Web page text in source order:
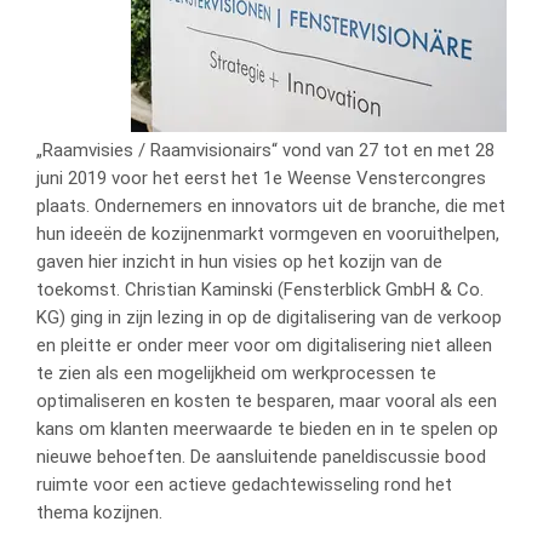
„Raamvisies / Raamvisionairs“ vond van 27 tot en met 28
juni 2019 voor het eerst het 1e Weense Venstercongres
plaats. Ondernemers en innovators uit de branche, die met
hun ideeën de kozijnenmarkt vormgeven en vooruithelpen,
gaven hier inzicht in hun visies op het kozijn van de
toekomst. Christian Kaminski (Fensterblick GmbH & Co.
KG) ging in zijn lezing in op de digitalisering van de verkoop
en pleitte er onder meer voor om digitalisering niet alleen
te zien als een mogelijkheid om werkprocessen te
optimaliseren en kosten te besparen, maar vooral als een
kans om klanten meerwaarde te bieden en in te spelen op
nieuwe behoeften. De aansluitende paneldiscussie bood
ruimte voor een actieve gedachtewisseling rond het
thema kozijnen.